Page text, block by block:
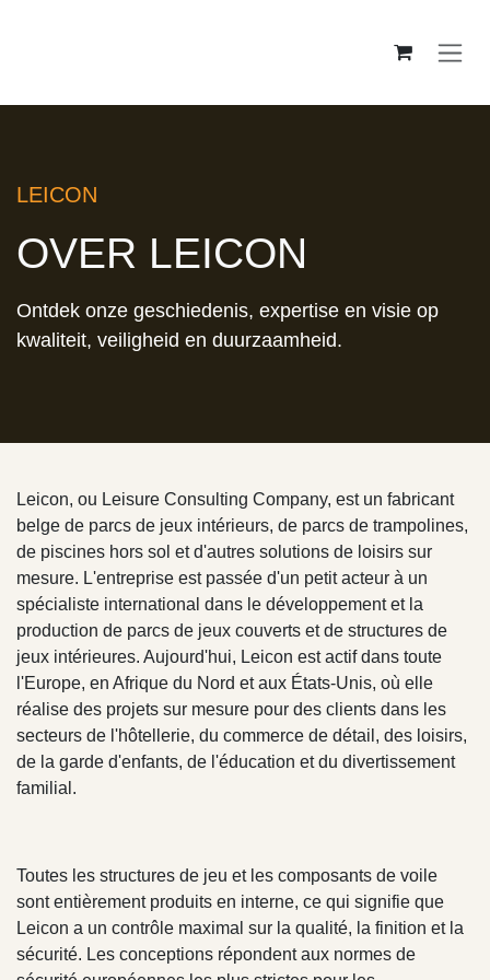
LEICON
OVER LEICON
Ontdek onze geschiedenis, expertise en visie op
kwaliteit, veiligheid en duurzaamheid.
Leicon, ou Leisure Consulting Company, est un fabricant
belge de parcs de jeux intérieurs, de parcs de trampolines,
de piscines hors sol et d'autres solutions de loisirs sur
mesure. L'entreprise est passée d'un petit acteur à un
spécialiste international dans le développement et la
production de parcs de jeux couverts et de structures de
jeux intérieures. Aujourd'hui, Leicon est actif dans toute
l'Europe, en Afrique du Nord et aux États-Unis, où elle
réalise des projets sur mesure pour des clients dans les
secteurs de l'hôtellerie, du commerce de détail, des loisirs,
de la garde d'enfants, de l'éducation et du divertissement
familial.
Toutes les structures de jeu et les composants de voile
sont entièrement produits en interne, ce qui signifie que
Leicon a un contrôle maximal sur la qualité, la finition et la
sécurité. Les conceptions répondent aux normes de